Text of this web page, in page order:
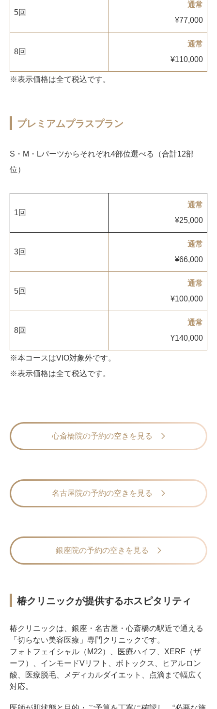
5回
通常
¥77,000
8回
通常
¥110,000
※表示価格は全て税込です。
プレミアムプラスプラン
S・M・Lパーツからそれぞれ4部位選べる（合計12部
位）
1回
通常
¥25,000
3回
通常
¥66,000
5回
通常
¥100,000
8回
通常
¥140,000
※本コースはVIO対象外です。
※表示価格は全て税込です。
心斎橋院の予約の空きを見る
名古屋院の予約の空きを見る
銀座院の予約の空きを見る
椿クリニックが提供するホスピタリティ
椿クリニックは、銀座・名古屋・心斎橋の駅近で通える
「切らない美容医療」専門クリニックです。
フォトフェイシャル（M22）、医療ハイフ、XERF（ザ
ーフ）、インモードVリフト、ボトックス、ヒアルロン
酸、医療脱毛、メディカルダイエット、点滴まで幅広く
対応。